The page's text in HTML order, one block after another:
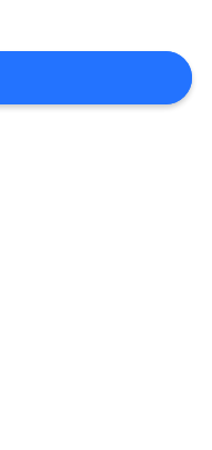
اطلب
اقتباس